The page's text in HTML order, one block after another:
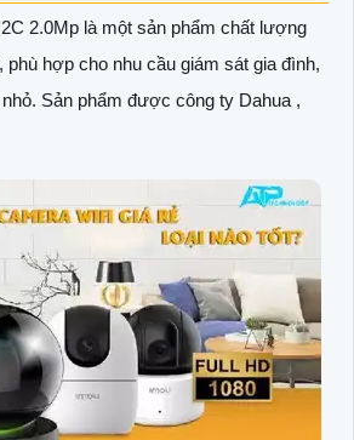
2.0Mp là một sản phẩm chất lượng
phù hợp cho nhu cầu giám sát gia đình,
Sản phẩm được công ty Dahua ,